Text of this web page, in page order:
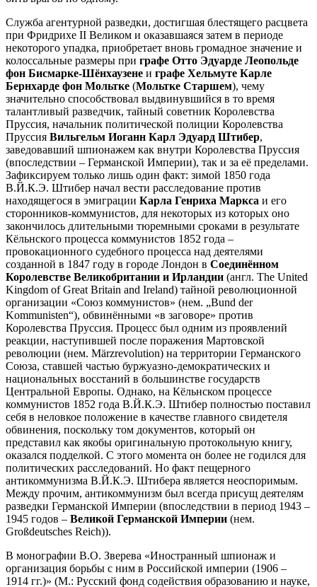
Служба агентурной разведки, достигшая блестящего расцвета
при Фридрихе II Великом и оказавшаяся затем в периоде
некоторого упадка, приобретает вновь громадное значение и
колоссальные размеры при графе Отто Эдуарде Леопольде
фон Бисмарке-Шёнхаузене и графе Хельмуте Карле
Бернхарде фон Мольтке (Мольтке Старшем), чему
значительно способствовал выдвинувшийся в то время
талантливый разведчик, тайный советник Королевства
Пруссия, начальник политической полиции Королевства
Пруссия Вильгельм Иоганн Карл Эдуард Штибер,
заведовавший шпионажем как внутри Королевства Пруссия
(впоследствии – Германской Империи), так и за её пределами.
Зафиксируем только лишь один факт: зимой 1850 года
В.Й.К.Э. Штибер начал вести расследование против
находящегося в эмиграции Карла Генриха Маркса и его
сторонников-коммунистов, для некоторых из которых оно
закончилось длительными тюремными сроками в результате
Кёльнского процесса коммунистов 1852 года –
провокационного судебного процесса над деятелями
созданной в 1847 году в городе Лондон в Соединённом
Королевстве Великобритании и Ирландии (англ. The United
Kingdom of Great Britain and Ireland) тайной революционной
организации «Союз коммунистов» (нем. „Bund der
Kommunisten“), обвинёнными «в заговоре» против
Королевства Пруссия. Процесс был одним из проявлений
реакции, наступившей после поражения Мартовской
революции (нем. Märzrevolution) на территории Германского
Союза, ставшей частью буржуазно-демократических и
национальных восстаний в большинстве государств
Центральной Европы. Однако, на Кёльнском процессе
коммунистов 1852 года В.Й.К.Э. Штибер полностью поставил
себя в неловкое положение в качестве главного свидетеля
обвинения, поскольку том документов, который он
представил как якобы оригинальную протокольную книгу,
оказался подделкой. С этого момента он более не годился для
политических расследований. Но факт пещерного
антикоммунизма В.Й.К.Э. Штибера является неоспоримым.
Между прочим, антикоммунизм был всегда присущ деятелям
разведки Германской Империи (впоследствии в период 1943 –
1945 годов – Великой Германской Империи (нем.
Großdeutsches Reich)).
В монографии В.О. Зверева «Иностранный шпионаж и
организация борьбы с ним в Российской империи (1906 –
1914 гг.)» (М.: Русский фонд содействия образованию и науке,